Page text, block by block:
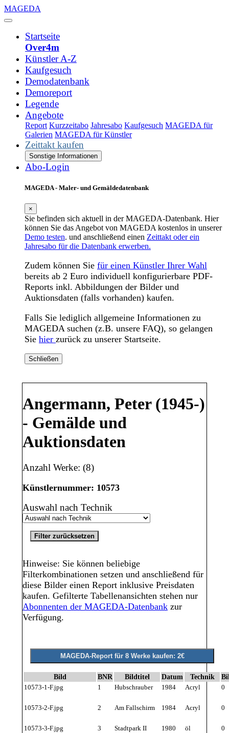
MAGEDA
Startseite
Over4m
Künstler A-Z
Kaufgesuch
Demodatenbank
Demoreport
Legende
Angebote
Report Kurzzeitabo Jahresabo Kaufgesuch MAGEDA für
Galerien MAGEDA für Künstler
Zeittakt kaufen
Sonstige Informationen
Abo-Login
MAGEDA - Maler- und Gemäldedatenbank
×
Sie befinden sich aktuell in der MAGEDA-Datenbank. Hier
können Sie das Angebot von MAGEDA kostenlos in unserer
Demo testen. und anschließend einen Zeittakt oder ein
Jahresabo für die Datenbank erwerben.
Zudem können Sie für einen Künstler Ihrer Wahl
bereits ab 2 Euro individuell konfigurierbare PDF-
Reports inkl. Abbildungen der Bilder und
Auktionsdaten (falls vorhanden) kaufen.
Falls Sie lediglich allgemeine Informationen zu
MAGEDA suchen (z.B. unsere FAQ), so gelangen
Sie hier zurück zu unserer Startseite.
Schließen
Angermann, Peter (1945-)
- Gemälde und
Auktionsdaten
Anzahl Werke: (8)
Künstlernummer: 10573
Auswahl nach Technik
Hinweise: Sie können beliebige
Filterkombinationen setzen und anschließend für
diese Bilder einen Report inklusive Preisdaten
kaufen. Gefilterte Tabellenansichten stehen nur
Abonnenten der MAGEDA-Datenbank zur
Verfügung.
Bild BNR Bildtitel Datum Technik
10573-1-F.jpg 1 Hubschrauber 1984 Acryl 0
10573-2-F.jpg 2 Am Fallschirm 1984 Acryl 0
10573-3-F.jpg 3 Stadtpark II 1980 öl 0